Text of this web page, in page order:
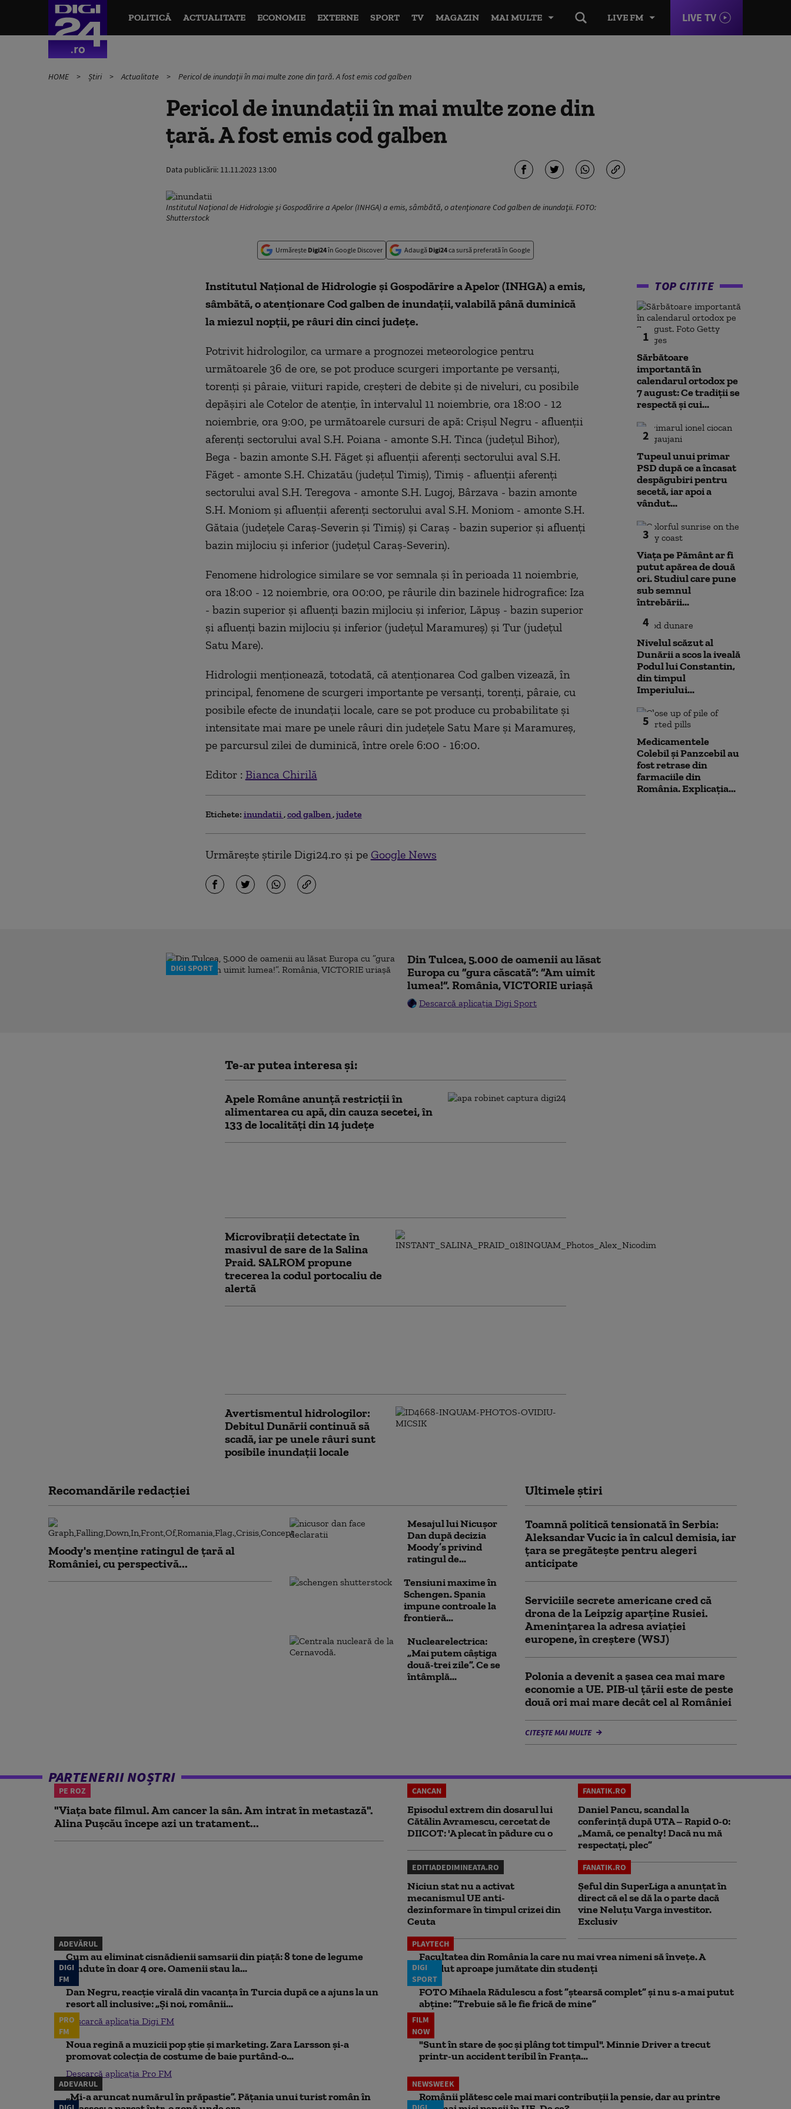
LIVE FM LIVE TV
POLITICĂ ACTUALITATE ECONOMIE EXTERNE SPORT TV MAGAZIN MAI MULTE
HOME Știri Actualitate Pericol de inundații în mai multe zone din țară. A fost emis cod galben
Pericol de inundații în mai multe zone din
țară. A fost emis cod galben
Data publicării: 11.11.2023 13:00
Institutul Naţional de Hidrologie şi Gospodărire a Apelor (INHGA) a emis, sâmbătă, o atenţionare Cod galben de inundaţii. FOTO:
Shutterstock
Urmărește Digi24în Google Discover Adaugă Digi24ca sursă preferată în Google
Institutul Naţional de Hidrologie şi Gospodărire a Apelor (INHGA) a emis,
sâmbătă, o atenţionare Cod galben de inundaţii, valabilă până duminică
la miezul nopţii, pe râuri din cinci judeţe.
Potrivit hidrologilor, ca urmare a prognozei meteorologice pentru
următoarele 36 de ore, se pot produce scurgeri importante pe versanţi,
torenţi şi pâraie, viituri rapide, creşteri de debite şi de niveluri, cu posibile
depăşiri ale Cotelor de atenţie, în intervalul 11 noiembrie, ora 18:00 - 12
noiembrie, ora 9:00, pe următoarele cursuri de apă: Crişul Negru - afluenţii
aferenţi sectorului aval S.H. Poiana - amonte S.H. Tinca (judeţul Bihor),
Bega - bazin amonte S.H. Făget şi afluenţii aferenţi sectorului aval S.H.
Făget - amonte S.H. Chizatău (judeţul Timiş), Timiş - afluenţii aferenţi
sectorului aval S.H. Teregova - amonte S.H. Lugoj, Bârzava - bazin amonte
S.H. Moniom şi afluenţii aferenţi sectorului aval S.H. Moniom - amonte S.H.
Gătaia (judeţele Caraş-Severin şi Timiş) şi Caraş - bazin superior şi afluenţi
bazin mijlociu şi inferior (judeţul Caraş-Severin).
Fenomene hidrologice similare se vor semnala şi în perioada 11 noiembrie,
ora 18:00 - 12 noiembrie, ora 00:00, pe râurile din bazinele hidrografice: Iza
- bazin superior şi afluenţi bazin mijlociu şi inferior, Lăpuş - bazin superior
şi afluenţi bazin mijlociu şi inferior (judeţul Maramureş) şi Tur (judeţul
Satu Mare).
Hidrologii menţionează, totodată, că atenţionarea Cod galben vizează, în
principal, fenomene de scurgeri importante pe versanţi, torenţi, pâraie, cu
posibile efecte de inundaţii locale, care se pot produce cu probabilitate şi
intensitate mai mare pe unele râuri din judeţele Satu Mare şi Maramureş,
pe parcursul zilei de duminică, între orele 6:00 - 16:00.
Editor : Bianca Chirilă
Etichete: inundatii cod galben judete
Urmărește știrile Digi24.ro și pe Google News
TOP CITITE
1
Sărbătoare
importantă în
calendarul ortodox pe
7 august: Ce tradiții se
respectă și cui...
2
Tupeul unui primar
PSD după ce a încasat
despăgubiri pentru
secetă, iar apoi a
vândut...
3
Viața pe Pământ ar fi
putut apărea de două
ori. Studiul care pune
sub semnul
întrebării...
4
Nivelul scăzut al
Dunării a scos la iveală
Podul lui Constantin,
din timpul
Imperiului...
5
Medicamentele
Colebil și Panzcebil au
fost retrase din
farmaciile din
România. Explicația...
DIGI SPORT
Din Tulcea, 5.000 de oamenii au lăsat
Europa cu ”gura căscată”: ”Am uimit
lumea!”. România, VICTORIE uriașă
Descarcă aplicația Digi Sport
Te-ar putea interesa și:
Apele Române anunță restricţii în
alimentarea cu apă, din cauza secetei, în
133 de localităţi din 14 judeţe
Microvibrații detectate în
masivul de sare de la Salina
Praid. SALROM propune
trecerea la codul portocaliu de
alertă
Avertismentul hidrologilor:
Debitul Dunării continuă să
scadă, iar pe unele râuri sunt
posibile inundații locale
Recomandările redacţiei
Moody's menține ratingul de țară al
României, cu perspectivă...
Mesajul lui Nicușor
Dan după decizia
Moody’s privind
ratingul de...
Tensiuni maxime în
Schengen. Spania
impune controale la
frontieră...
Nuclearelectrica:
„Mai putem câștiga
două-trei zile”. Ce se
întâmplă...
Ultimele știri
Toamnă politică tensionată în Serbia:
Aleksandar Vucic ia în calcul demisia, iar
țara se pregătește pentru alegeri
anticipate
Serviciile secrete americane cred că
drona de la Leipzig aparține Rusiei.
Amenințarea la adresa aviației
europene, în creștere (WSJ)
Polonia a devenit a șasea cea mai mare
economie a UE. PIB-ul țării este de peste
două ori mai mare decât cel al României
CITEȘTE MAI MULTE
PARTENERII NOȘTRI
PE ROZ
"Viața bate filmul. Am cancer la sân. Am intrat în metastază".
Alina Pușcău începe azi un tratament...
CANCAN
Episodul extrem din dosarul lui
Cătălin Avramescu, cercetat de
DIICOT: 'A plecat în pădure cu o
FANATIK.RO
Daniel Pancu, scandal la
conferință după UTA – Rapid 0-0:
„Mamă, ce penalty! Dacă nu mă
respectați, plec”
EDITIADEDIMINEATA.RO
Niciun stat nu a activat
mecanismul UE anti-
dezinformare în timpul crizei din
Ceuta
FANATIK.RO
Șeful din SuperLiga a anunțat în
direct că el se dă la o parte dacă
vine Neluțu Varga investitor.
Exclusiv
ADEVĂRUL
Cum au eliminat cisnădienii samsarii din piață: 8 tone de legume
vândute în doar 4 ore. Oamenii stau la...
PLAYTECH
Facultatea din România la care nu mai vrea nimeni să înveţe. A
pierdut aproape jumătate din studenţi
DIGI
FM
Dan Negru, reacție virală din vacanța în Turcia după ce a ajuns la un
resort all inclusive: „Și noi, românii...
Descarcă aplicația Digi FM
DIGI
SPORT
FOTO Mihaela Rădulescu a fost ”ștearsă complet” și nu s-a mai putut
abține: ”Trebuie să le fie frică de mine”
PRO
FM
Noua regină a muzicii pop știe și marketing. Zara Larsson și-a
promovat colecția de costume de baie purtând-o...
Descarcă aplicația Pro FM
FILM
NOW
"Sunt în stare de șoc și plâng tot timpul". Minnie Driver a trecut
printr-un accident teribil în Franța...
ADEVARUL
„Mi-a aruncat numărul în prăpastie”. Pățania unui turist român în
NEWSWEEK
Românii plătesc cele mai mari contribuții la pensie, dar au printre